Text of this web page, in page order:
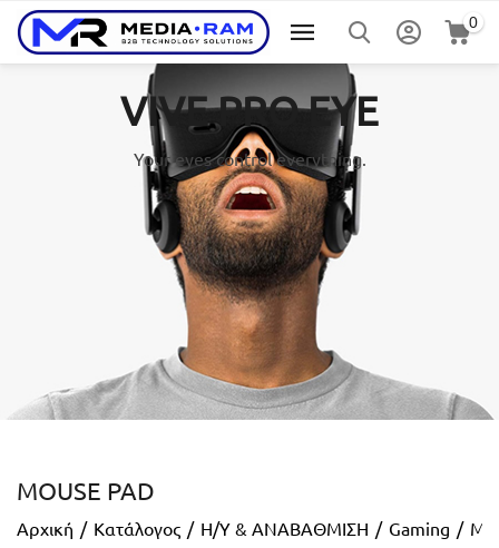
0
VIVE PRO EYE
Your eyes control everything.
MOUSE PAD
Αρχική / Κατάλογος / Η/Υ & ΑΝΑΒΑΘΜΙΣΗ / Gaming /